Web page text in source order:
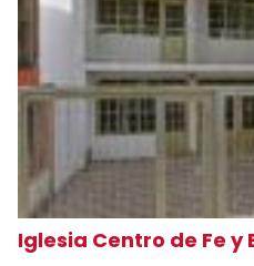
Iglesia Centro de Fe y